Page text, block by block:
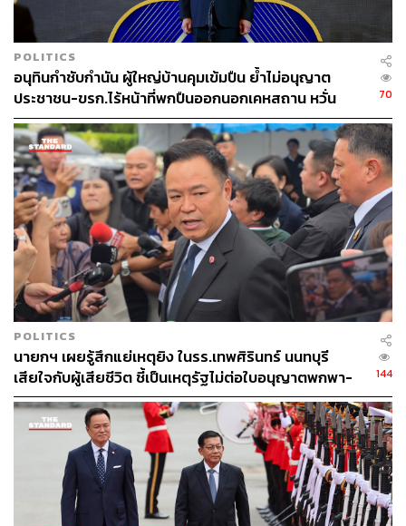
POLITICS
อนุทินกำชับกำนัน ผู้ใหญ่บ้านคุมเข้มปืน ย้ำไม่อนุญาต
ประชาชน-ขรก.ไร้หน้าที่พกปืนออกนอกเคหสถาน หวั่น
พฤติกรรมลอกเลียนแบบ จ่อลงพื้นที่เกิดเหตุ
70
POLITICS
นายกฯ เผยรู้สึกแย่เหตุยิง ในรร.เทพศิรินทร์ นนทบุรี
เสียใจกับผู้เสียชีวิต ชี้เป็นเหตุรัฐไม่ต่อใบอนุญาตพกพา-
ครอบครองปืน
144